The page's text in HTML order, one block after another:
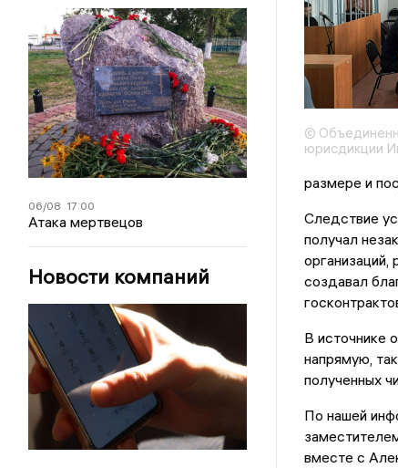
06/08 17:00
Атака мертвецов
Новости компаний
©
юрисдикции
размере и
Следствие
получал
создавал
В источнике
напрямую,
полученных
По нашей
вместе с